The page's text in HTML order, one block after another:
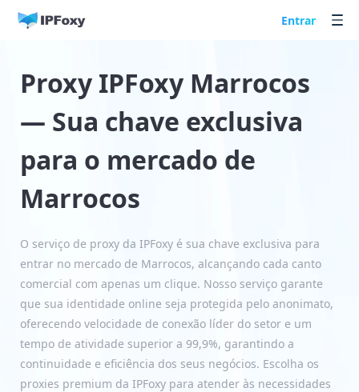
Entrar
Proxy IPFoxy Marrocos
— Sua chave exclusiva
para o mercado de
Marrocos
O serviço de proxy da IPFoxy é sua chave exclusiva para
entrar no mercado de Marrocos, alcançando cada canto
comercial com apenas um clique. Nosso serviço garante
que sua identidade online seja protegida pelo anonimato,
oferecendo velocidade de conexão líder do setor e um
tempo de atividade superior a 99,9%, garantindo a
continuidade e eficiência dos seus negócios. Escolha os
proxies premium da IPFoxy para atender às necessidades